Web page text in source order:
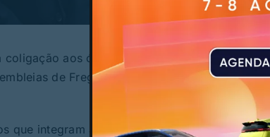
coligação aos órgãos autárquicos do concelho
de Freguesia. A coligação apresentará
que integram as listas, anuncia a